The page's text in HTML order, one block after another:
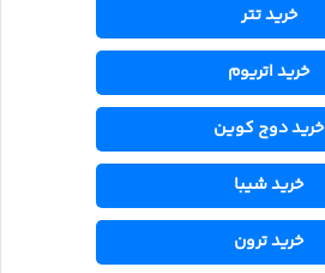
خرید تتر
خرید اتریوم
خرید دوج کوین
خرید شیبا
خرید ترون